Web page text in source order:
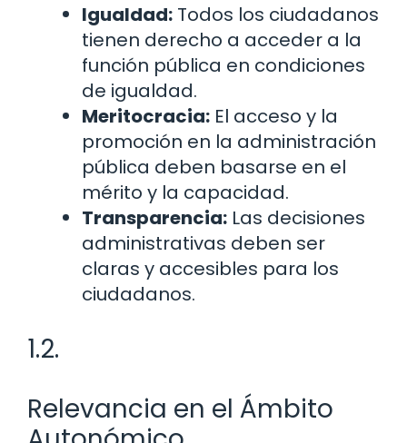
Igualdad: Todos los ciudadanos
tienen derecho a acceder a la
función pública en condiciones
de igualdad.
Meritocracia: El acceso y la
promoción en la administración
pública deben basarse en el
mérito y la capacidad.
Transparencia: Las decisiones
administrativas deben ser
claras y accesibles para los
ciudadanos.
1.2.
Relevancia en el Ámbito